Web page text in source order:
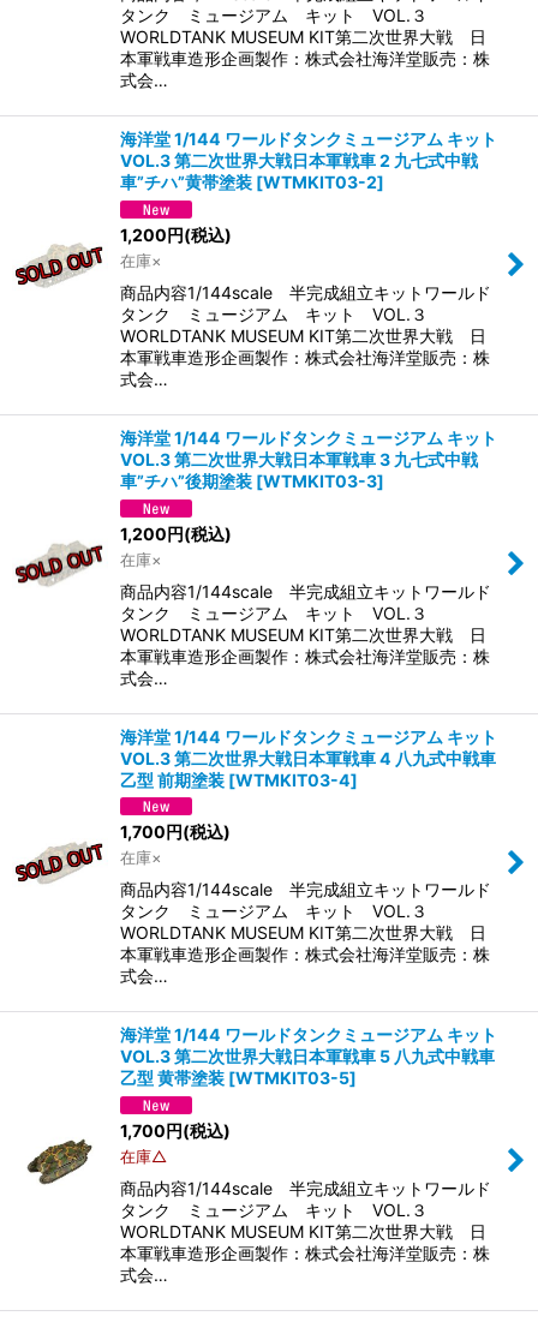
タンク ミュージアム キット VOL.３
WORLDTANK MUSEUM KIT第二次世界大戦 日
本軍戦車造形企画製作：株式会社海洋堂販売：株
式会…
海洋堂 1/144 ワールドタンクミュージアム キット
VOL.3 第二次世界大戦日本軍戦車 2 九七式中戦
車”チハ”黄帯塗装 [WTMKIT03-2]
1,200円(税込)
在庫×
商品内容1/144scale 半完成組立キットワールド
タンク ミュージアム キット VOL.３
WORLDTANK MUSEUM KIT第二次世界大戦 日
本軍戦車造形企画製作：株式会社海洋堂販売：株
式会…
海洋堂 1/144 ワールドタンクミュージアム キット
VOL.3 第二次世界大戦日本軍戦車 3 九七式中戦
車”チハ”後期塗装 [WTMKIT03-3]
1,200円(税込)
在庫×
商品内容1/144scale 半完成組立キットワールド
タンク ミュージアム キット VOL.３
WORLDTANK MUSEUM KIT第二次世界大戦 日
本軍戦車造形企画製作：株式会社海洋堂販売：株
式会…
海洋堂 1/144 ワールドタンクミュージアム キット
VOL.3 第二次世界大戦日本軍戦車 4 八九式中戦車
乙型 前期塗装 [WTMKIT03-4]
1,700 円(税込)
在庫×
商品内容1/144scale 半完成組立キットワールド
タンク ミュージアム キット VOL.３
WORLDTANK MUSEUM KIT第二次世界大戦 日
本軍戦車造形企画製作：株式会社海洋堂販売：株
式会…
海洋堂 1/144 ワールドタンクミュージアム キット
VOL.3 第二次世界大戦日本軍戦車 5 八九式中戦車
乙型 黄帯塗装 [WTMKIT03-5]
1,700円(税込)
在庫△
商品内容1/144scale 半完成組立キットワールド
タンク ミュージアム キット VOL.３
WORLDTANK MUSEUM KIT第二次世界大戦 日
本軍戦車造形企画製作：株式会社海洋堂販売：株
式会…